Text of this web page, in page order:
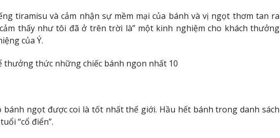
tiramisu và cảm nhận sự mềm mại của bánh và vị ngọt thơm tan ra
thấy như tôi đã ở trên trời là” một kinh nghiệm cho khách thưởng
của Ý.
thưởng thức những chiếc bánh ngon nhất 10
bánh ngọt được coi là tốt nhất thế giới. Hầu hết bánh trong danh sách
“cổ điển”.